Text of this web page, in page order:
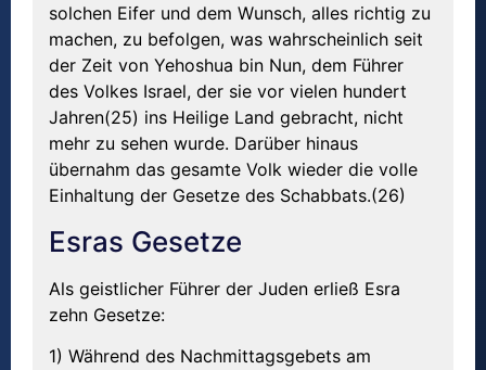
solchen Eifer und dem Wunsch, alles richtig zu
machen, zu befolgen, was wahrscheinlich seit
der Zeit von Yehoshua bin Nun, dem Führer
des Volkes Israel, der sie vor vielen hundert
Jahren(25) ins Heilige Land gebracht, nicht
mehr zu sehen wurde. Darüber hinaus
übernahm das gesamte Volk wieder die volle
Einhaltung der Gesetze des Schabbats.(26)
Esras Gesetze
Als geistlicher Führer der Juden erließ Esra
zehn Gesetze:
1) Während des Nachmittagsgebets am